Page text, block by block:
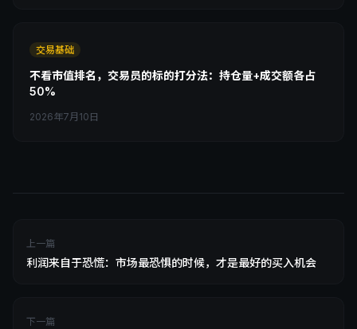
交易基础
不看市值排名，交易员的标的打分法：持仓量+成交额各占
50%
2026年7月10日
上一篇
利润来自于恐慌：市场最恐惧的时候，才是最好的买入机会
下一篇